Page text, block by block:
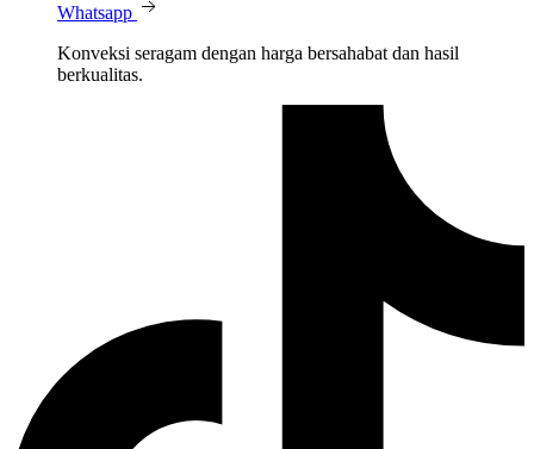
Whatsapp
Konveksi seragam dengan harga bersahabat dan hasil
berkualitas.